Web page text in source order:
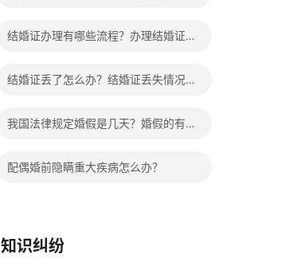
结婚证办理有哪些流程？办理结婚证有
结婚证丢了怎么办？结婚证丢失情况有
我国法律规定婚假是几天？婚假的有关
配偶婚前隐瞒重大疾病怎么办？
知识纠纷